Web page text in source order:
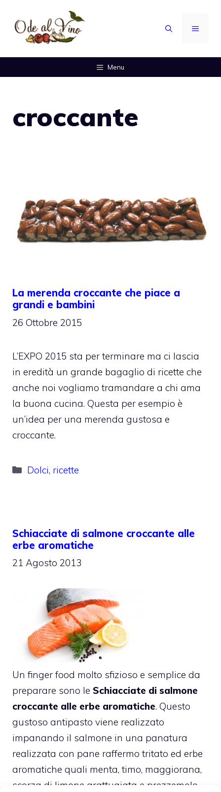
contenuto
MENU
Menu
croccante
La merenda croccante che piace a
grandi e bambini
26 Ottobre 2015
L’EXPO 2015 sta per terminare ma ci lascia
in eredità un grande bagaglio di ricette che
anche noi vogliamo tramandare a chi ama
la buona cucina. Questa per esempio è
un’idea per una merenda gustosa e
croccante.
Categorie
Dolci, ricette
Schiacciate di salmone croccante alle
erbe aromatiche
21 Agosto 2013
Un finger food molto sfizioso e semplice da
preparare sono le Schiacciate di salmone
croccante alle erbe aromatiche. Questo
gustoso antipasto viene realizzato
impanando il salmone in una panatura
realizzata con pane raffermo tritato ed erbe
aromatiche quali menta, timo, maggiorana,
scorza di limone grattugiata e prezzemolo